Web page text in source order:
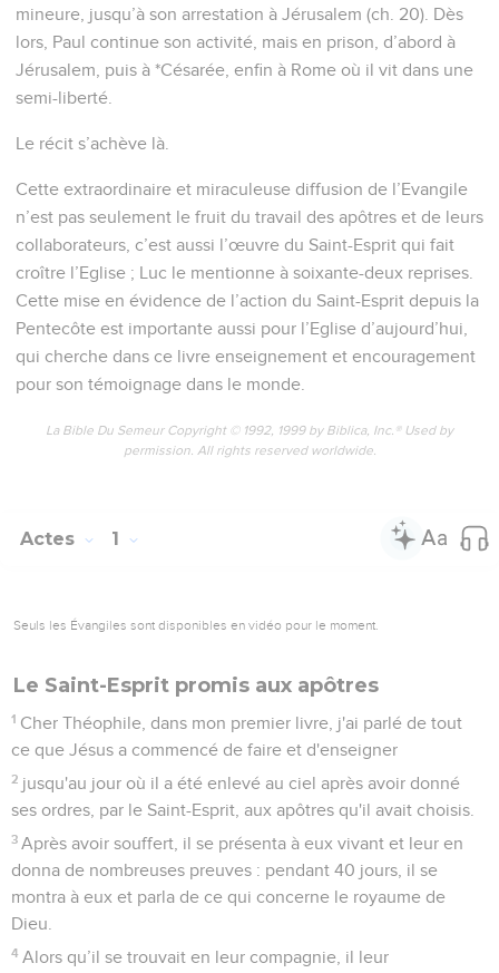
mineure, jusqu’à son arrestation à Jérusalem (ch. 20). Dès
lors, Paul continue son activité, mais en prison, d’abord à
Jérusalem, puis à *Césarée, enfin à Rome où il vit dans une
semi-liberté.
Le récit s’achève là.
Cette extraordinaire et miraculeuse diffusion de l’Evangile
n’est pas seulement le fruit du travail des apôtres et de leurs
collaborateurs, c’est aussi l’œuvre du Saint-Esprit qui fait
croître l’Eglise ; Luc le mentionne à soixante-deux reprises.
Cette mise en évidence de l’action du Saint-Esprit depuis la
Pentecôte est importante aussi pour l’Eglise d’aujourd’hui,
qui cherche dans ce livre enseignement et encouragement
pour son témoignage dans le monde.
La Bible Du Semeur Copyright © 1992, 1999 by Biblica, Inc.® Used by
permission. All rights reserved worldwide.
Actes 1
Seuls les Évangiles sont disponibles en vidéo pour le moment.
Le Saint-Esprit promis aux apôtres
1 Cher Théophile, dans mon premier livre, j'ai parlé de tout
ce que Jésus a commencé de faire et d'enseigner
2 jusqu'au jour où il a été enlevé au ciel après avoir donné
ses ordres, par le Saint-Esprit, aux apôtres qu'il avait choisis.
3 Après avoir souffert, il se présenta à eux vivant et leur en
donna de nombreuses preuves : pendant 40 jours, il se
montra à eux et parla de ce qui concerne le royaume de
Dieu.
4 Alors qu’il se trouvait en leur compagnie, il leur